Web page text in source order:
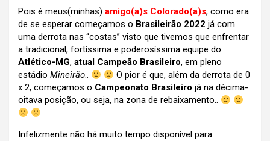
Pois é meus(minhas) amigo(a)s Colorado(a)s, como era
de se esperar começamos o Brasileirão 2022 já com
uma derrota nas “costas” visto que tivemos que enfrentar
a tradicional, fortíssima e poderosíssima equipe do
Atlético-MG, atual Campeão Brasileiro, em pleno
estádio Mineirão..
O pior é que, além da derrota de 0
x 2, começamos o Campeonato Brasileiro já na décima-
oitava posição, ou seja, na zona de rebaixamento..
Infelizmente não há muito tempo disponível para